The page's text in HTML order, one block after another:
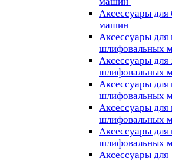
Аксессуары
машин
Аксессуары
шлифовальных
Аксессуары для
шлифовальных
Аксессуары для
шлифовальных
Аксессуары для
шлифовальных
Аксессуары
шлифовальных
Аксессуары